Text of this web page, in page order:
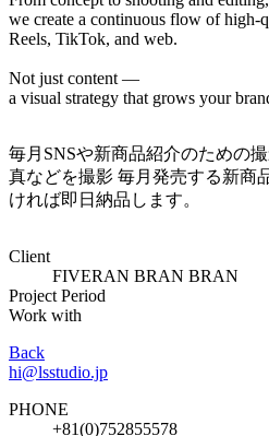
we create a continuous flow of high-
Reels, TikTok, and web.
Not just content —
a visual strategy that grows your
毎月SNSや新商品紹介のための
真などを撮影 毎月発売する新商
ければ即日納品します。
Client
FIVERAN BRAN BRAN
Project Period
Work with
Back
hi@lsstudio.jp
PHONE
+81(0)752855578